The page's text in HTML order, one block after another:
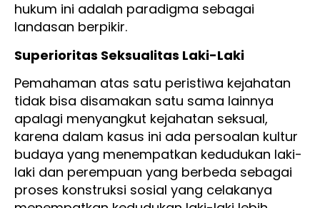
hukum ini adalah paradigma sebagai
landasan berpikir.
Superioritas Seksualitas Laki-Laki
Pemahaman atas satu peristiwa kejahatan
tidak bisa disamakan satu sama lainnya
apalagi menyangkut kejahatan seksual,
karena dalam kasus ini ada persoalan kultur
budaya yang menempatkan kedudukan laki-
laki dan perempuan yang berbeda sebagai
proses konstruksi sosial yang celakanya